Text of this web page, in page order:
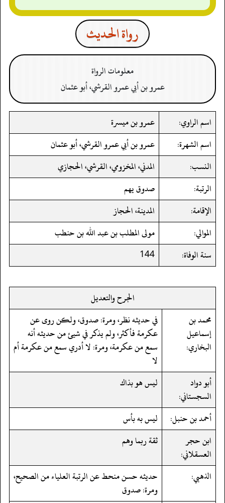
رواة الحدیث
معلومات الرواة
عمرو بن أبي عمرو القرشي، أبو عثمان
اسم الراوي:
عمرو بن ميسرة
اسم الشهرة:
عمرو بن أبي عمرو القرشي، أبو عثمان
النسب:
المدني، المخزومي، القرشي، الحجازي
الرتبة:
صدوق يهم
الإقامة:
المدينة، الحجاز
الموالي:
مولى المطلب بن عبد الله بن حنطب
سنة الوفاة:
144
الجرح والتعديل
محمد بن
إسماعيل
البخاري:
في حديثه نظر، ومرة: صدوق، ولكن روى عن
عكرمة فأكثر، ولم يذكر في شيئ من حديثه أنه
سمع من عكرمة، ومرة: لا أدري سمع من عكرمة أم
لا
أبو دواد
السجستاني:
ليس هو بذاك
أحمد بن حنبل:
ليس به بأس
ابن حجر
العسقلاني:
ثقة ربما وهم
الذهبي:
حديثه حسن منحط عن الرتبة العلياء من الصحيح،
ومرة: صدوق